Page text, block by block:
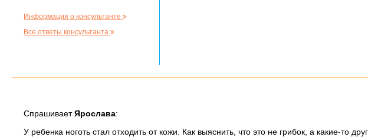
Информация о консультанте
Все ответы консультанта
СпрашиваетЯрослава:
У ребенка ноготь стал отходить от кожи. Как выяснить, что это не грибок, а какие-то